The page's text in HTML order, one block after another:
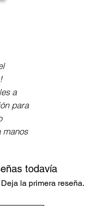
a
para
manos
todavía
la primera reseña.